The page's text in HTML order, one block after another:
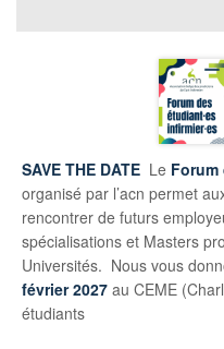
SAVE THE DATE Le Forum
organisé par l’acn permet
rencontrer de futurs
spécialisations et Masters
Universités. Nous vous
février 2027 au CEME
étudiants